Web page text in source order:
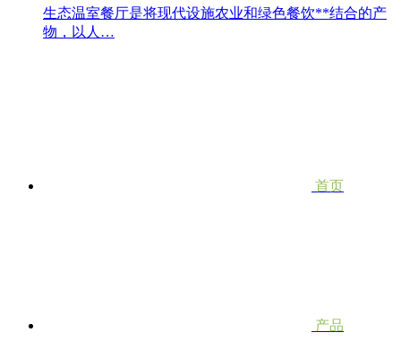
生态温室餐厅是将现代设施农业和绿色餐饮**结合的产
物，以人…
首页
产品